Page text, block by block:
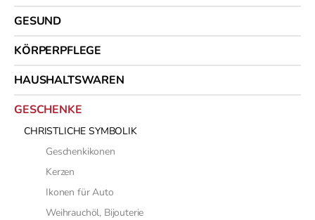
GESUND
KÖRPERPFLEGE
HAUSHALTSWAREN
GESCHENKE
CHRISTLICHE SYMBOLIK
Geschenkikonen
Kerzen
Ikonen für Auto
Weihrauchöl, Bijouterie